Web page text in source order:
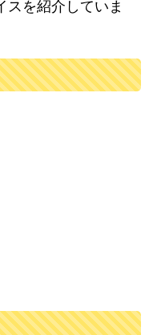
スを紹介していま